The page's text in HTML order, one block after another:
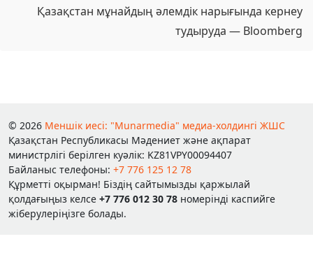
Қазақстан мұнайдың әлемдік нарығында кернеу
тудыруда — Bloomberg
© 2026 Меншік иесі: "Munarmedia" медиа-холдингі ЖШС
Қазақстан Республикасы Мәдениет және ақпарат
министрлігі берілген куәлік: KZ81VPY00094407
Байланыс телефоны: +7 776 125 12 78
Құрметті оқырман! Біздің сайтымызды қаржылай
қолдағыңыз келсе +7 776 012 30 78 номерінді каспийге
жіберулеріңізге болады.